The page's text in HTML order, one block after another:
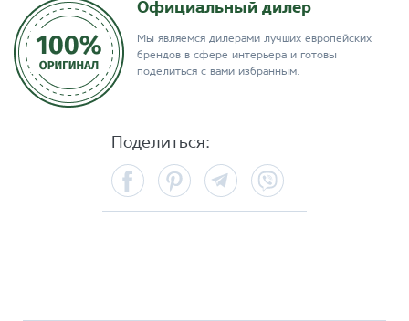
Официальный дилер
Мы являемся дилерами лучших европейских
брендов в сфере интерьера и готовы
поделиться с вами избранным.
Поделиться:
FacebookPinterest Telegram